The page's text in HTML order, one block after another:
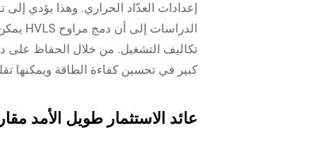
إعدادات العدّاد الحراري. وهذا يؤدي
كبير في تحسين كفاءة الطاقة ويمكنها
عائد الاستثمار طويل الأمد